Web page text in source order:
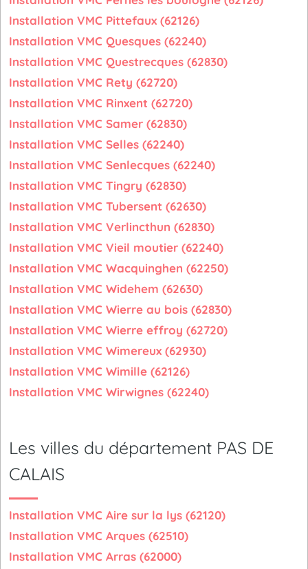
Installation VMC Pittefaux (62126)
Installation VMC Quesques (62240)
Installation VMC Questrecques (62830)
Installation VMC Rety (62720)
Installation VMC Rinxent (62720)
Installation VMC Samer (62830)
Installation VMC Selles (62240)
Installation VMC Senlecques (62240)
Installation VMC Tingry (62830)
Installation VMC Tubersent (62630)
Installation VMC Verlincthun (62830)
Installation VMC Vieil moutier (62240)
Installation VMC Wacquinghen (62250)
Installation VMC Widehem (62630)
Installation VMC Wierre au bois (62830)
Installation VMC Wierre effroy (62720)
Installation VMC Wimereux (62930)
Installation VMC Wimille (62126)
Installation VMC Wirwignes (62240)
Les villes du département PAS DE
CALAIS
Installation VMC Aire sur la lys (62120)
Installation VMC Arques (62510)
Installation VMC Arras (62000)